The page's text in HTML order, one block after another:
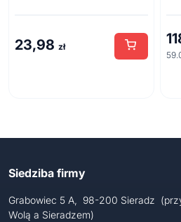
23,98 zł
Siedziba firmy
Grabowiec 5 A, 98-200 Sieradz
Wolą a Sieradzem)